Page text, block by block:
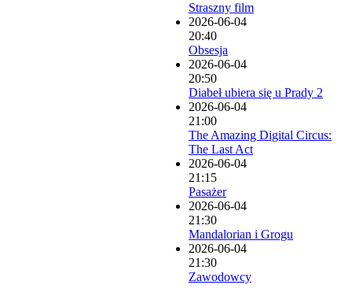
Straszny film
2026-06-04
20:40
Obsesja
2026-06-04
20:50
Diabeł ubiera się u Prady 2
2026-06-04
21:00
The Amazing Digital Circus:
The Last Act
2026-06-04
21:15
Pasażer
2026-06-04
21:30
Mandalorian i Grogu
2026-06-04
21:30
Zawodowcy